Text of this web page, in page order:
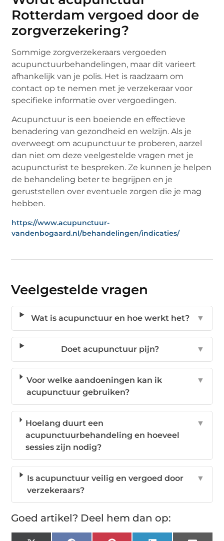
Rotterdam vergoed door de
zorgverzekering?
Sommige zorgverzekeraars vergoeden
acupunctuurbehandelingen, maar dit varieert
afhankelijk van je polis. Het is raadzaam om
contact op te nemen met je verzekeraar voor
specifieke informatie over vergoedingen.
Acupunctuur is een boeiende en effectieve
benadering van gezondheid en welzijn. Als je
overweegt om acupunctuur te proberen, aarzel
dan niet om deze veelgestelde vragen met je
acupuncturist te bespreken. Ze kunnen je helpen
de behandeling beter te begrijpen en je
geruststellen over eventuele zorgen die je mag
hebben.
https://www.acupunctuur-
vandenbogaard.nl/behandelingen/indicaties/
Veelgestelde vragen
Wat is acupunctuur en hoe werkt het? ▼
Doet acupunctuur pijn? ▼
Voor welke aandoeningen kan ik
acupunctuur gebruiken?
▼
Hoelang duurt een
acupunctuurbehandeling en hoeveel
sessies zijn nodig?
▼
Is acupunctuur veilig en vergoed door
verzekeraars?
▼
Goed artikel? Deel hem dan op: